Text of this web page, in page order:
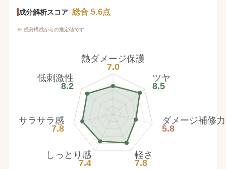
成分解析スコア 総合 5.6点
※ 成分構成からの推定値です
熱ダメージ保護
7.0
ツヤ
8.5
ダメージ補修力
5.8
軽さ
7.8
しっとり感
7.4
サラサラ感
7.8
低刺激性
8.2